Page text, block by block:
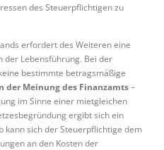
des Steuerpflichtigen zu
erfordert des Weiteren eine
der Lebensführung. Bei der
bestimmte betragsmäßige
der Meinung des Finanzamts–
im Sinne einer mietgleichen
ergibt sich ein
sich der Steuerpflichtige dem
an den Kosten der